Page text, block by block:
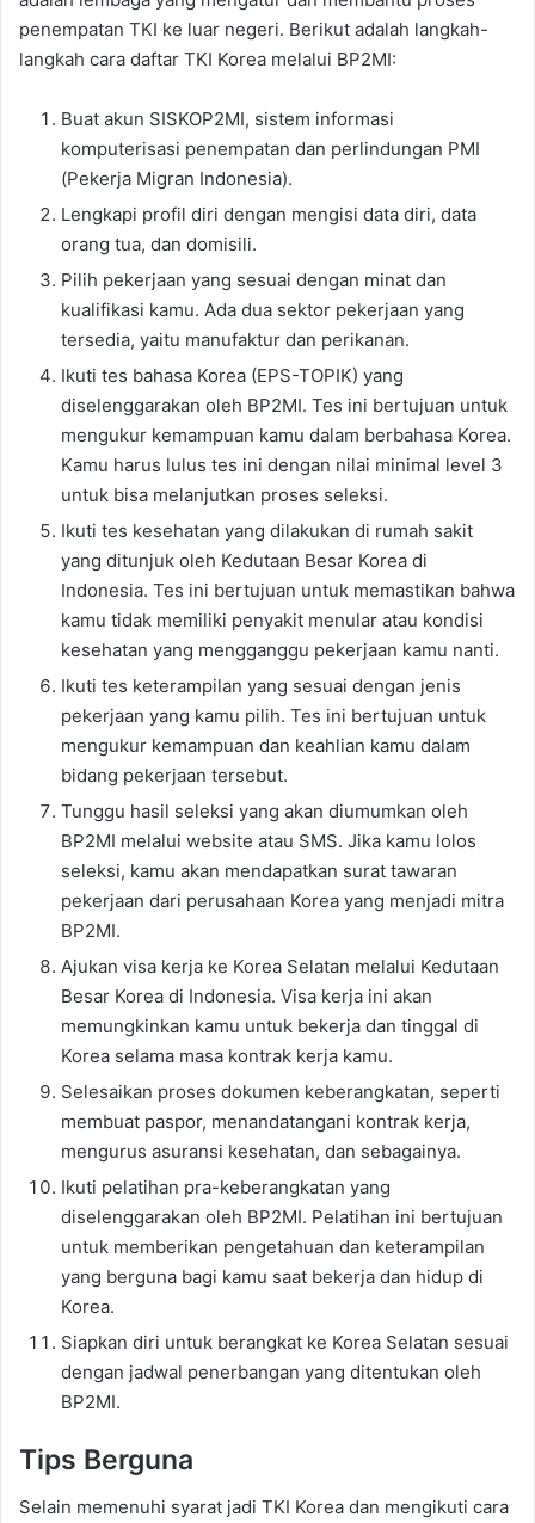
penempatan TKI ke luar negeri. Berikut adalah langkah-
langkah cara daftar TKI Korea melalui BP2MI:
Buat akun SISKOP2MI, sistem informasi
komputerisasi penempatan dan perlindungan PMI
(Pekerja Migran Indonesia).
Lengkapi profil diri dengan mengisi data diri, data
orang tua, dan domisili.
Pilih pekerjaan yang sesuai dengan minat dan
kualifikasi kamu. Ada dua sektor pekerjaan yang
tersedia, yaitu manufaktur dan perikanan.
Ikuti tes bahasa Korea (EPS-TOPIK) yang
diselenggarakan oleh BP2MI. Tes ini bertujuan untuk
mengukur kemampuan kamu dalam berbahasa Korea.
Kamu harus lulus tes ini dengan nilai minimal level 3
untuk bisa melanjutkan proses seleksi.
Ikuti tes kesehatan yang dilakukan di rumah sakit
yang ditunjuk oleh Kedutaan Besar Korea di
Indonesia. Tes ini bertujuan untuk memastikan bahwa
kamu tidak memiliki penyakit menular atau kondisi
kesehatan yang mengganggu pekerjaan kamu nanti.
Ikuti tes keterampilan yang sesuai dengan jenis
pekerjaan yang kamu pilih. Tes ini bertujuan untuk
mengukur kemampuan dan keahlian kamu dalam
bidang pekerjaan tersebut.
Tunggu hasil seleksi yang akan diumumkan oleh
BP2MI melalui website atau SMS. Jika kamu lolos
seleksi, kamu akan mendapatkan surat tawaran
pekerjaan dari perusahaan Korea yang menjadi mitra
BP2MI.
Ajukan visa kerja ke Korea Selatan melalui Kedutaan
Besar Korea di Indonesia. Visa kerja ini akan
memungkinkan kamu untuk bekerja dan tinggal di
Korea selama masa kontrak kerja kamu.
Selesaikan proses dokumen keberangkatan, seperti
membuat paspor, menandatangani kontrak kerja,
mengurus asuransi kesehatan, dan sebagainya.
Ikuti pelatihan pra-keberangkatan yang
diselenggarakan oleh BP2MI. Pelatihan ini bertujuan
untuk memberikan pengetahuan dan keterampilan
yang berguna bagi kamu saat bekerja dan hidup di
Korea.
Siapkan diri untuk berangkat ke Korea Selatan sesuai
dengan jadwal penerbangan yang ditentukan oleh
BP2MI.
Tips Berguna
Selain memenuhi syarat jadi TKI Korea dan mengikuti cara